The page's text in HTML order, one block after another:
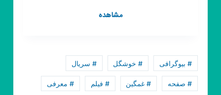
مشاهدهکانال
انگیزشی
•
موفقیت𓆪
# بیوگرافی # خوشگل # سریال
# صفحه # غمگین # فیلم # معرفی